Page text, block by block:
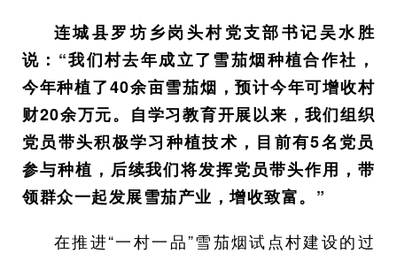
连城县罗坊乡岗头村党支部书记吴水胜
说：“我们村去年成立了雪茄烟种植合作社，
今年种植了40余亩雪茄烟，预计今年可增收村
财20余万元。自学习教育开展以来，我们组织
党员带头积极学习种植技术，目前有5名党员
参与种植，后续我们将发挥党员带头作用，带
领群众一起发展雪茄产业，增收致富。”
在推进“一村一品”雪茄烟试点村建设的过